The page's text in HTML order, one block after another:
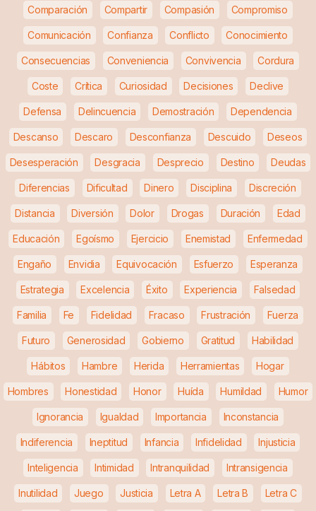
Comparación Compartir Compasión Compromiso
Comunicación Confianza Conflicto Conocimiento
Consecuencias Conveniencia Convivencia Cordura
Coste Crítica Curiosidad Decisiones Declive
Defensa Delincuencia Demostración Dependencia
Descanso Descaro Desconfianza Descuido Deseos
Desesperación Desgracia Desprecio Destino Deudas
Diferencias Dificultad Dinero Disciplina Discreción
Distancia Diversión Dolor Drogas Duración Edad
Educación Egoísmo Ejercicio Enemistad Enfermedad
Engaño Envidia Equivocación Esfuerzo Esperanza
Estrategia Excelencia Éxito Experiencia Falsedad
Familia Fe Fidelidad Fracaso Frustración Fuerza
Futuro Generosidad Gobierno Gratitud Habilidad
Hábitos Hambre Herida Herramientas Hogar
Hombres Honestidad Honor Huída Humildad Humor
Ignorancia Igualdad Importancia Inconstancia
Indiferencia Ineptitud Infancia Infidelidad Injusticia
Inteligencia Intimidad Intranquilidad Intransigencia
Inutilidad Juego Justicia Letra A Letra B Letra C